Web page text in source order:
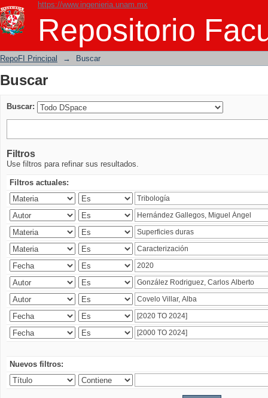
https://www.ingenieria.unam.mx
Repositorio
Buscar
RepoFI Principal → Buscar
Buscar
Buscar:
Filtros
Use filtros para refinar sus resultados.
Filtros actuales:
Nuevos filtros: